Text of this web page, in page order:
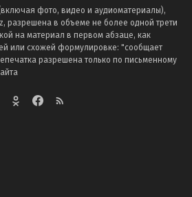
фото, видео и аудиоматериалы),
разрешена в объеме не более одной трети
на материал в первом абзаце, как
или схожей формулировке: "сообщает
разрешена только по письменному